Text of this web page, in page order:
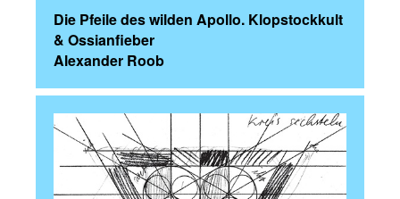
Die Pfeile des wilden Apollo. Klopstockkult
& Ossianfieber
Alexander Roob